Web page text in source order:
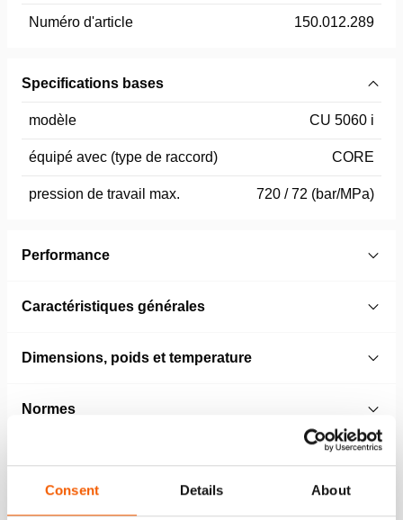
Consent Details About
Numéro d'article 150.012.289
Specifications bases
modèle CU 5060 i
équipé avec (type de raccord) CORE
pression de travail max. 720 / 72 (bar/MPa)
Performance
Caractéristiques générales
Dimensions, poids et temperature
Normes